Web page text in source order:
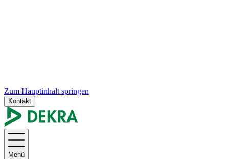
Zum Hauptinhalt springen
Kontakt
Menü